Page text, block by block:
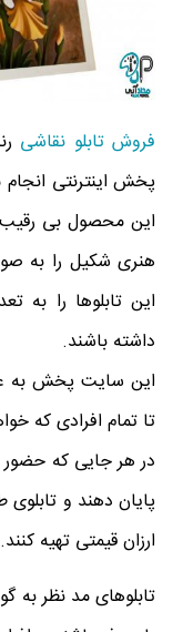
فروش تابلو نقاشی
پخش اینترنتی
این محصول بی
هنری شکیل را به
این تابلوها را به
داشته باشند.
این سایت پخش به
تا تمام افرادی که
در هر جایی که حضور
پایان دهند و
ارزان قیمتی تهیه کنند.
تابلوهای مد نظر به